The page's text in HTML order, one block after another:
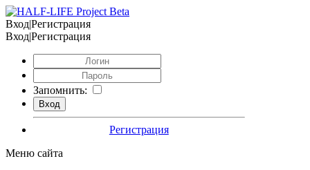
Вход|Регистрация
Вход|Регистрация
Запомнить:
Регистрация
Меню сайта